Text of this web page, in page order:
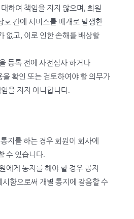
하여 책임을 지지 않으며, 회원
호 간에 서비스를 매개로 발생한
없고, 이로 인한 손해를 배상할
등록 전에 사전심사 하거나
확인 또는 검토하여야 할 의무가
을 지지 아니합니다.
지를 하는 경우 회원이 회사에
수 있습니다.
에게 통지를 해야 할 경우 공지
함으로써 개별 통지에 갈음할 수